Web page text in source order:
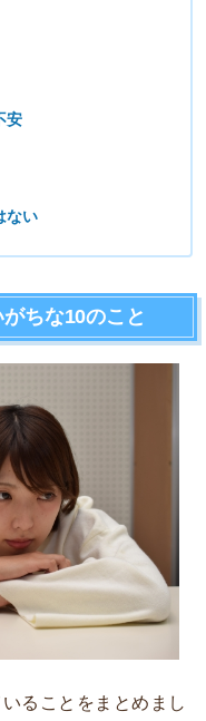
安
ない
ちな10のこと
ることをまとめまし